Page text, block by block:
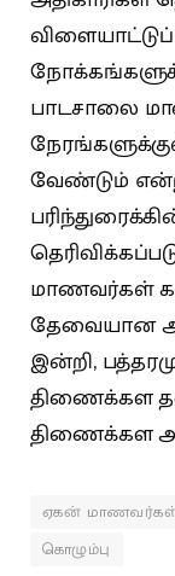
பாடசாலை
வேண்டும்
மாணவர்கள்
தேவையான
இன்றி,
திணைக்கள
திணைக்கள
ஏகன்
கொழும்பு